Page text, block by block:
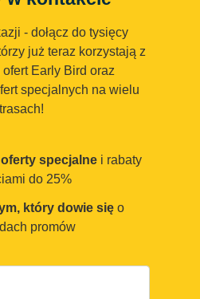
- dołącz do tysięcy
już teraz korzystają z
Early Bird oraz
specjalnych na wielu
trasach!
specjalne i rabaty
do 25%
który dowie się o
promów